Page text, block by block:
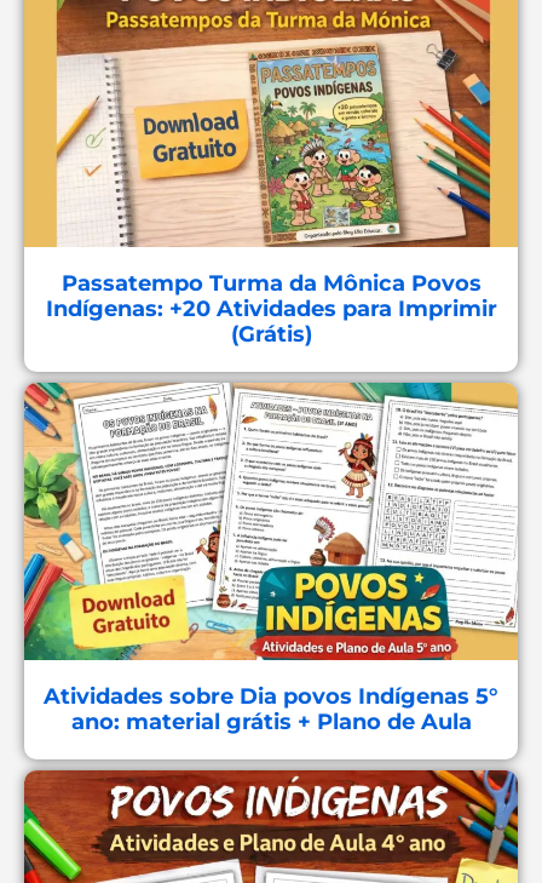
Passatempo Turma da Mônica Povos
Indígenas: +20 Atividades para Imprimir
(Grátis)
Atividades sobre Dia povos Indígenas 5°
ano: material grátis + Plano de Aula